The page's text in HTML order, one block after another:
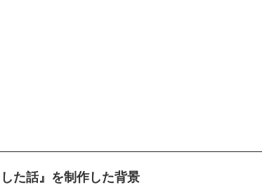
た話』を制作した背景